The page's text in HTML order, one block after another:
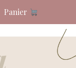
Panier